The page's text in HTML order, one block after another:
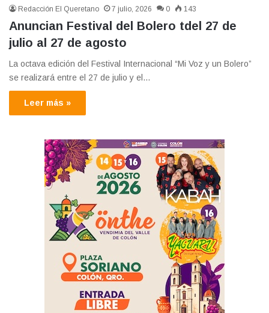
Redacción El Queretano 7 julio, 2026 0 143
Anuncian Festival del Bolero tdel 27 de
julio al 27 de agosto
La octava edición del Festival Internacional “Mi Voz y un Bolero”
se realizará entre el 27 de julio y el…
Leer más »